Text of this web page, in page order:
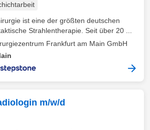
ist eine der größten deutschen
Strahlentherapie. Seit über 20 ...
Frankfurt am Main GmbH
m/w/d